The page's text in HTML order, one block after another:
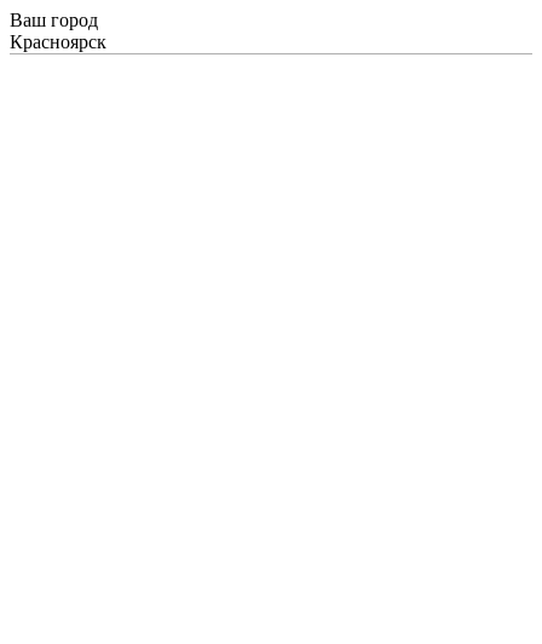
Ваш город
Красноярск